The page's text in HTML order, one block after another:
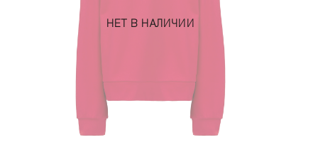
НЕТ В НАЛИЧИИ